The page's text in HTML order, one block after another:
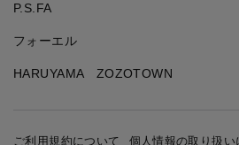
P.S.FA
フォーエル
HARUYAMA ZOZOTOWN
ご利用規約について 個人情報の取り扱い